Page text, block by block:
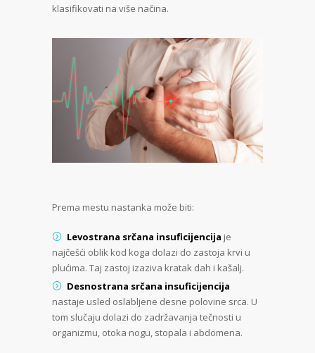
klasifikovati na više načina.
Prema mestu nastanka može biti:
Levostrana srčana insuficijencija je
najčešći oblik kod koga dolazi do zastoja krvi u
plućima. Taj zastoj izaziva kratak dah i kašalj.
Desnostrana srčana insuficijencija
nastaje usled oslabljene desne polovine srca. U
tom slučaju dolazi do zadržavanja tečnosti u
organizmu, otoka nogu, stopala i abdomena.